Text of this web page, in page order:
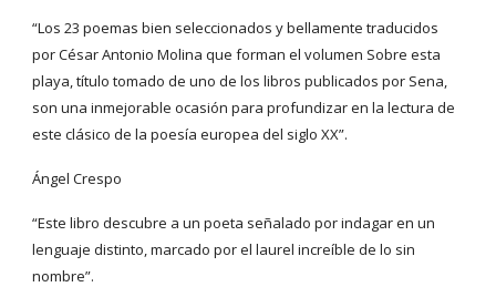
“Los 23 poemas bien seleccionados y bellamente traducidos
por César Antonio Molina que forman el volumen Sobre esta
playa, título tomado de uno de los libros publicados por Sena,
son una inmejorable ocasión para profundizar en la lectura de
este clásico de la poesía europea del siglo XX”.
Ángel Crespo
“Este libro descubre a un poeta señalado por indagar en un
lenguaje distinto, marcado por el laurel increíble de lo sin
nombre”.